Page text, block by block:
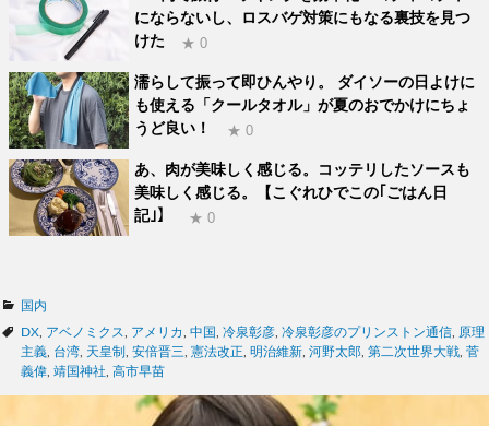
にならないし、ロスバゲ対策にもなる裏技を見つ
けた
★ 0
濡らして振って即ひんやり。 ダイソーの日よけに
も使える「クールタオル」が夏のおでかけにちょ
うど良い！
★ 0
あ、肉が美味しく感じる。コッテリしたソースも
美味しく感じる。【こぐれひでこの｢ごはん日
記｣】
★ 0
カ
テ
ゴ
リ
国内
タ
グ
DX アベノミクス アメリカ 中国 冷泉彰彦 冷泉彰彦のプリンストン通信 原理
主義 台湾 天皇制 安倍晋三 憲法改正 明治維新 河野太郎 第二次世界大戦 菅
義偉 靖国神社 高市早苗